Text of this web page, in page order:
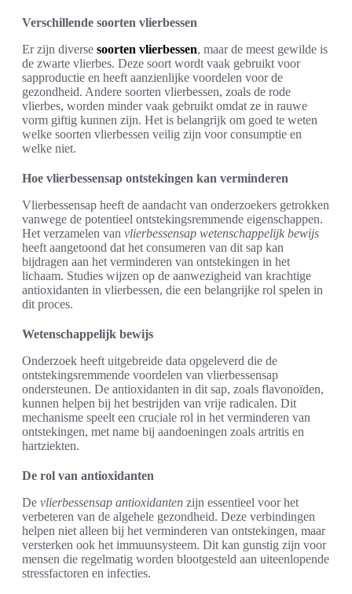
Verschillende soorten vlierbessen
Er zijn diverse soorten vlierbessen, maar de meest gewilde is
de zwarte vlierbes. Deze soort wordt vaak gebruikt voor
sapproductie en heeft aanzienlijke voordelen voor de
gezondheid. Andere soorten vlierbessen, zoals de rode
vlierbes, worden minder vaak gebruikt omdat ze in rauwe
vorm giftig kunnen zijn. Het is belangrijk om goed te weten
welke soorten vlierbessen veilig zijn voor consumptie en
welke niet.
Hoe vlierbessensap ontstekingen kan verminderen
Vlierbessensap heeft de aandacht van onderzoekers getrokken
vanwege de potentieel ontstekingsremmende eigenschappen.
Het verzamelen van vlierbessensap wetenschappelijk bewijs
heeft aangetoond dat het consumeren van dit sap kan
bijdragen aan het verminderen van ontstekingen in het
lichaam. Studies wijzen op de aanwezigheid van krachtige
antioxidanten in vlierbessen, die een belangrijke rol spelen in
dit proces.
Wetenschappelijk bewijs
Onderzoek heeft uitgebreide data opgeleverd die de
ontstekingsremmende voordelen van vlierbessensap
ondersteunen. De antioxidanten in dit sap, zoals flavonoïden,
kunnen helpen bij het bestrijden van vrije radicalen. Dit
mechanisme speelt een cruciale rol in het verminderen van
ontstekingen, met name bij aandoeningen zoals artritis en
hartziekten.
De rol van antioxidanten
De vlierbessensap antioxidanten zijn essentieel voor het
verbeteren van de algehele gezondheid. Deze verbindingen
helpen niet alleen bij het verminderen van ontstekingen, maar
versterken ook het immuunsysteem. Dit kan gunstig zijn voor
mensen die regelmatig worden blootgesteld aan uiteenlopende
stressfactoren en infecties.